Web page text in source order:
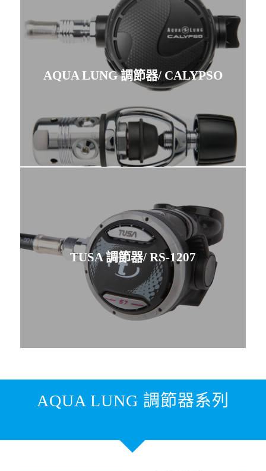
AQUA LUNG 調節器/ CALYPSO
TUSA 調節器/ RS-1207
AQUA LUNG 調節器系列